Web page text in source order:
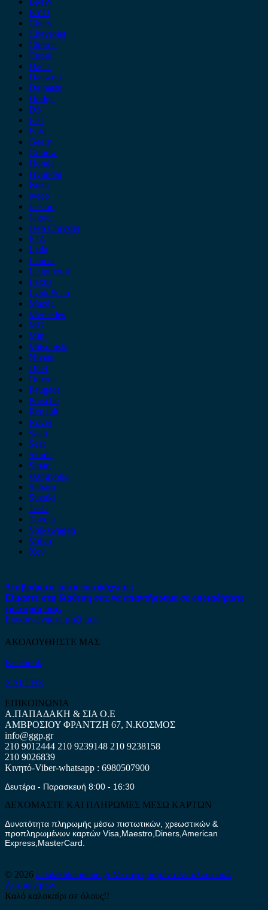
BYD
Chery
Chevrolet
Citroen
Cupra
Dacia
Daewoo
Daihatsu
Dodge
DS
Fiat
Ford
Geely
Gonow
Honda
Hyundai
Isuzu
iveco
Jaecoo
Jaguar
Jeep Chrysler
KIA
Lada
Lancia
Leapmotor
Lexus
Lynk & co
Mazda
Mercedes
MG
Mini
Mitsubishi
Nissan
Opel
Omoda
Peugeot
Porsche
Renault
Rover
Saab
Seat
Skoda
Smart
ssangyong
Subaru
Suzuki
Tesla
Toyota
Volkswagen
Volvo
Xev
Δεν βρήκατε αυτό που ψάχνετε;
Είμαστε στη διάθεση σας να απαντήσουμε σε οποιαδήποτε
ερώτηση σας.
Επικοινωνήστε μαζί μας
ΑΚΟΛΟΥΘΗΣΤΕ ΜΑΣ
Facebook
ΧΑΡΤΗΣ
ΕΠΙΚΟΙΝΩΝΙΑ
Α.ΠΑΠΑΔΑΚΗ & ΣΙΑ Ο.Ε
ΑΜΒΡΟΣΙΟΥ ΦΡΑΝΤΖΗ 67, Ν.ΚΟΣΜΟΣ
info@ggp.gr
210 9012444 210 9239148 210 9238158
210 9026839
Κινητό-Viber-whatsapp : 6980507900
Δευτέρα - Παρασκευή 8:00 - 16:30
ΔΕΧΟΜΑΣΤΕ ΚΑΙ ΠΛΗΡΩΜΕΣ ΜΕΣΩ ΚΑΡΤΩΝ
Δυνατότητα πληρωμής μέσω πιστωτικών, χρεωστικών &
προπληρωμένων καρτών Visa,Maestro,Diners,American
Express,MasterCard.
© 2026 antalaktikaonline.grΜεταχειρισμένα Ανταλλακτικά
Αυτοκινήτων
Καλό καλοκαίρι σε όλους!!